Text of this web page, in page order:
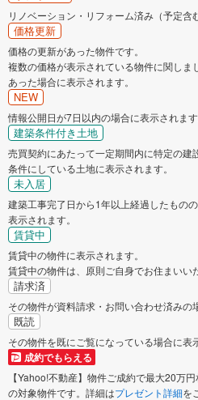
リノベーション・リフォーム済み（予定含
価格更新
価格の更新があった物件です。
複数の価格が表示されている物件に関し
あった場合に表示されます。
NEW
情報公開日が7日以内の場合に表示されます
建築条件付き土地
売買契約にあたって一定期間内に特定の建
条件にしている土地に表示されます。
未入居
建築工事完了日から1年以上経過したもの
表示されます。
賃貸中
賃貸中の物件に表示されます。
賃貸中の物件は、原則ご自身でお住まいい
請求済
その物件が資料請求・お問い合わせ済みの
既読
その物件を既にご覧になっている場合に表
成約でもらえる
【Yahoo!不動産】物件ご成約で最大20万
の対象物件です。詳細はプレゼント詳細を